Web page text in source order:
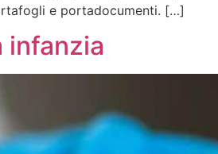
e portadocumenti. […]
infanzia